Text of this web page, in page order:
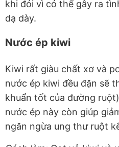
khi đói vì có thể gây ra
dạ dày.
Nước ép kiwi
Kiwi rất giàu chất xơ và
nước ép kiwi đều đặn sẽ
khuẩn tốt của đường
nước ép này còn giúp
ngăn ngừa ung thư ruột